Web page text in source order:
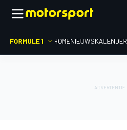
FORMULE 1 HOMENIEUWSKALENDER